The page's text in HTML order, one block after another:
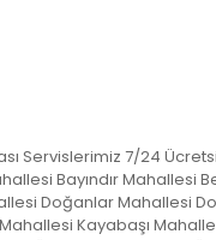
Servislerimiz 7/24
Bayındır
Doğanlar Mahallesi
Kayabaşı